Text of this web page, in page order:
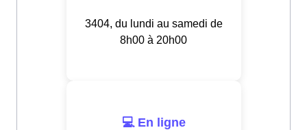
3404, du lundi au samedi de
8h00 à 20h00
💻 En ligne